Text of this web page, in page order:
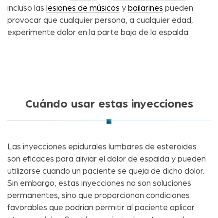
incluso las lesiones de músicos y bailarines pueden
provocar que cualquier persona, a cualquier edad,
experimente dolor en la parte baja de la espalda.
Cuándo usar estas inyecciones
Las inyecciones epidurales lumbares de esteroides
son eficaces para aliviar el dolor de espalda y pueden
utilizarse cuando un paciente se queja de dicho dolor.
Sin embargo, estas inyecciones no son soluciones
permanentes, sino que proporcionan condiciones
favorables que podrían permitir al paciente aplicar